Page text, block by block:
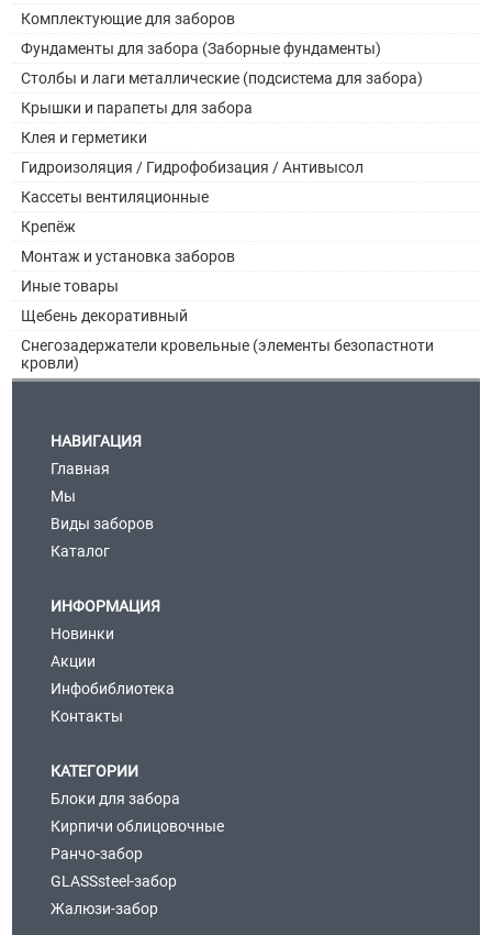
Комплектующие для заборов
Фундаменты для забора (Заборные фундаменты)
Столбы и лаги металлические (подсистема для забора)
Крышки и парапеты для забора
Клея и герметики
Гидроизоляция / Гидрофобизация / Антивысол
Кассеты вентиляционные
Крепёж
Монтаж и установка заборов
Иные товары
Щебень декоративный
Снегозадержатели кровельные (элементы безопастноти
кровли)
НАВИГАЦИЯ
Главная
Мы
Виды заборов
Каталог
ИНФОРМАЦИЯ
Новинки
Акции
Инфобиблиотека
Контакты
КАТЕГОРИИ
Блоки для забора
Кирпичи облицовочные
Ранчо-забор
GLASSsteel-забор
Жалюзи-забор